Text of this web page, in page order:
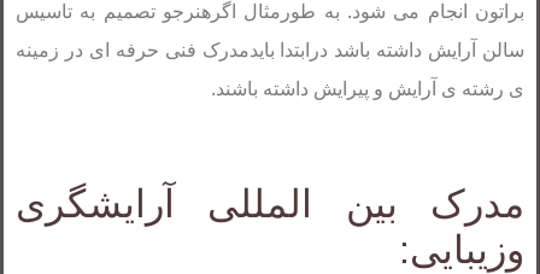
براتون انجام می شود. به طورمثال اگرهنرجو تصمیم به تاسیس
سالن آرایش داشته باشد درابتدا بایدمدرک فنی حرفه ای در زمینه
ی رشته ی آرایش و پیرایش داشته باشند.
مدرک بین المللی آرایشگری
وزیبایی: